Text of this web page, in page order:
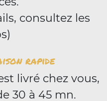
consultez les
rapide
livré chez vous,
30 à 45 mn.